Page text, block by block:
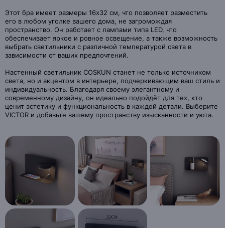
Этот бра имеет размеры 16х32 см, что позволяет разместить
его в любом уголке вашего дома, не загромождая
пространство. Он работает с лампами типа LED, что
обеспечивает яркое и ровное освещение, а также возможность
выбрать светильники с различной температурой света в
зависимости от ваших предпочтений.
Настенный светильник COSKUN станет не только источником
света, но и акцентом в интерьере, подчеркивающим ваш стиль и
индивидуальность. Благодаря своему элегантному и
современному дизайну, он идеально подойдёт для тех, кто
ценит эстетику и функциональность в каждой детали. Выберите
VICTOR и добавьте вашему пространству изысканности и уюта.